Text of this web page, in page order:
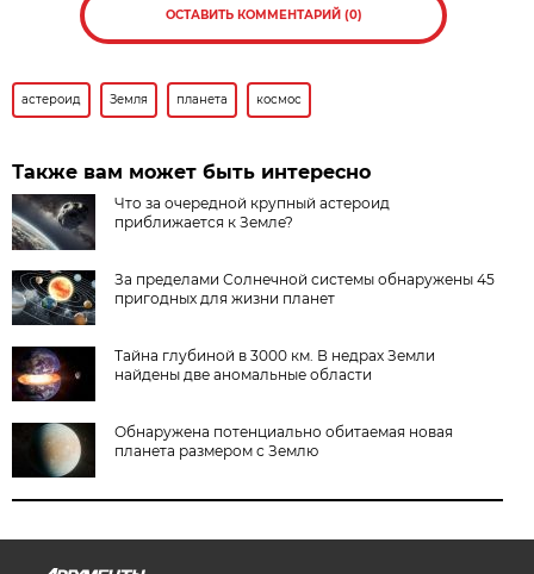
ОСТАВИТЬ КОММЕНТАРИЙ (0)
астероид Земля планета космос
Также вам может быть интересно
Что за очередной крупный астероид
приближается к Земле?
За пределами Солнечной системы обнаружены 45
пригодных для жизни планет
Тайна глубиной в 3000 км. В недрах Земли
найдены две аномальные области
Обнаружена потенциально обитаемая новая
планета размером с Землю